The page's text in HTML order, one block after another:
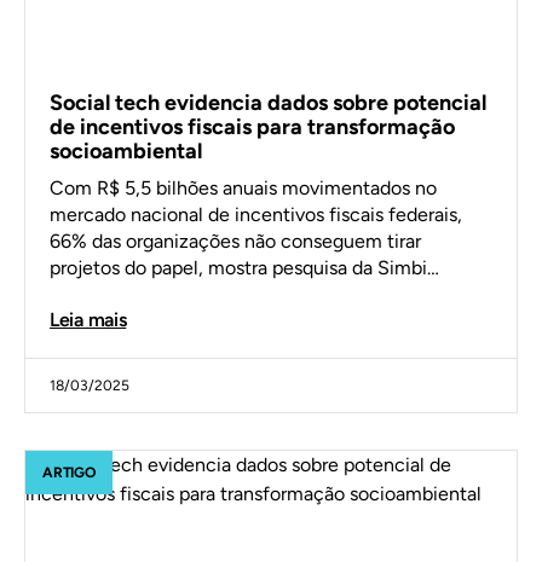
Social tech evidencia dados sobre potencial
de incentivos fiscais para transformação
socioambiental
Com R$ 5,5 bilhões anuais movimentados no
mercado nacional de incentivos fiscais federais,
66% das organizações não conseguem tirar
projetos do papel, mostra pesquisa da Simbi…
Leia mais
18/03/2025
ARTIGO